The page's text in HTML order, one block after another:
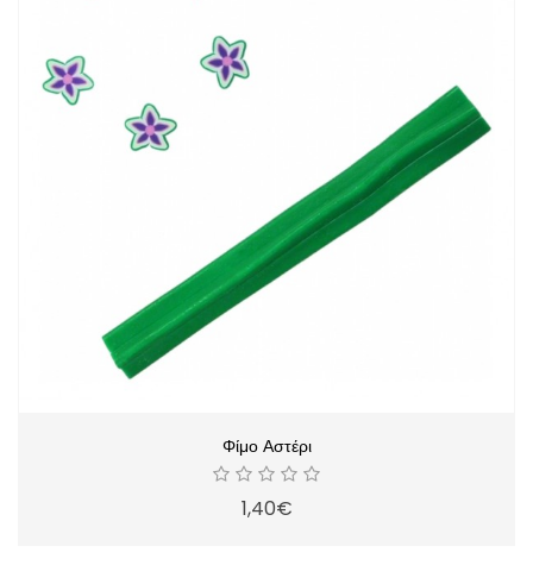
Φίμο Αστέρι
1,40€